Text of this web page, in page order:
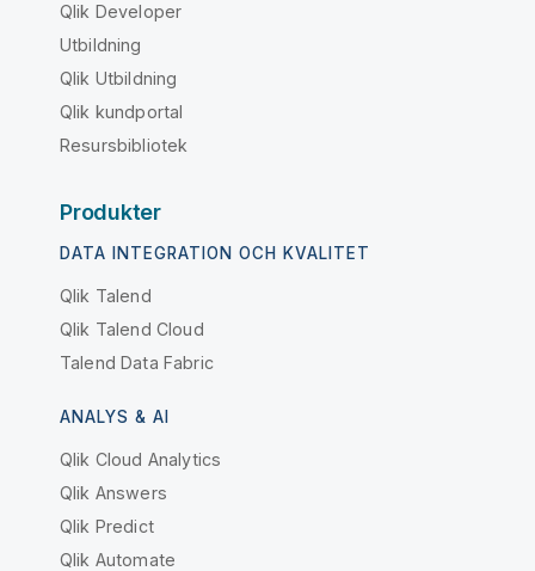
Qlik Developer
Utbildning
Qlik Utbildning
Qlik kundportal
Resursbibliotek
Produkter
DATA INTEGRATION OCH KVALITET
Qlik Talend
Qlik Talend Cloud
Talend Data Fabric
ANALYS & AI
Qlik Cloud Analytics
Qlik Answers
Qlik Predict
Qlik Automate